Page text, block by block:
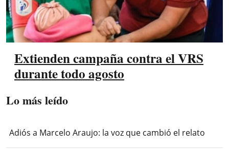
Extienden campaña contra el VRS
durante todo agosto
Lo más leído
Adiós a Marcelo Araujo: la voz que cambió el relato